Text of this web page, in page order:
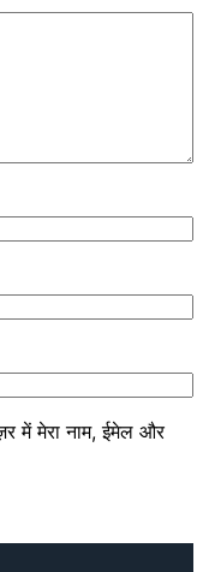
में मेरा नाम, ईमेल और